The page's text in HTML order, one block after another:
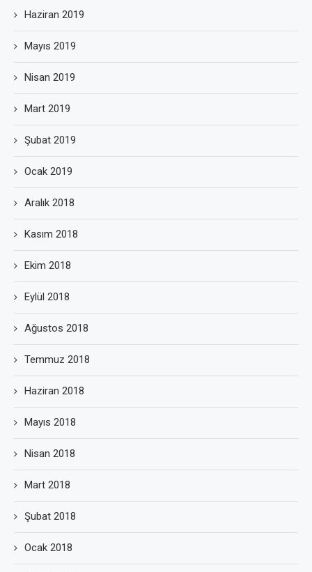
Haziran 2019
Mayıs 2019
Nisan 2019
Mart 2019
Şubat 2019
Ocak 2019
Aralık 2018
Kasım 2018
Ekim 2018
Eylül 2018
Ağustos 2018
Temmuz 2018
Haziran 2018
Mayıs 2018
Nisan 2018
Mart 2018
Şubat 2018
Ocak 2018